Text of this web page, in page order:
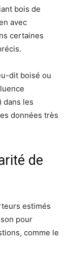
bois de
avec
certaines
dit boisé ou
dans les
données très
de
estimés
pour
comme le